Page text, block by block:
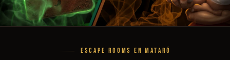
ESCAPE ROOMS EN MATARÓ